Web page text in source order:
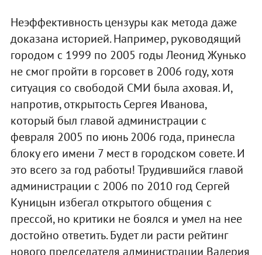
Неэффективность цензуры как метода даже
доказана историей. Например, руководящий
городом с 1999 по 2005 годы Леонид Жунько
не смог пройти в горсовет в 2006 году, хотя
ситуация со свободой СМИ была аховая. И,
напротив, открытость Сергея Иванова,
который был главой администрации с
февраля 2005 по июнь 2006 года, принесла
блоку его имени 7 мест в городском совете. И
это всего за год работы! Трудившийся главой
администрации с 2006 по 2010 год Сергей
Куницын избегал открытого общения с
прессой, но критики не боялся и умел на нее
достойно ответить. Будет ли расти рейтинг
нового председателя администрации Валерия